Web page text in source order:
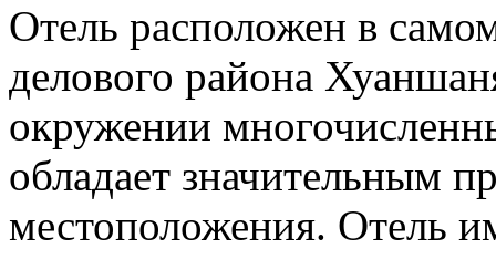
Отель расположен в
делового района
окружении
обладает значительным
местоположения. Отель